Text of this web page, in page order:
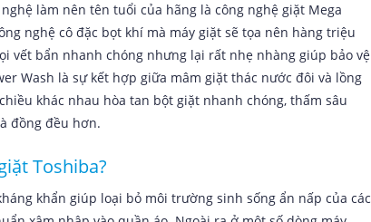
làm nên tên tuổi của hãng là công nghệ giặt Mega
nghệ cô đặc bọt khí mà máy giặt sẽ tọa nên hàng triệu
vết bẩn nhanh chóng nhưng lại rất nhẹ nhàng giúp bảo vệ
Wash là sự kết hợp giữa mâm giặt thác nước đôi và lồng
khác nhau hòa tan bột giặt nhanh chóng, thấm sâu
đồng đều hơn.
Toshiba?
khẩn giúp loại bỏ môi trường sinh sống ẩn nấp của các